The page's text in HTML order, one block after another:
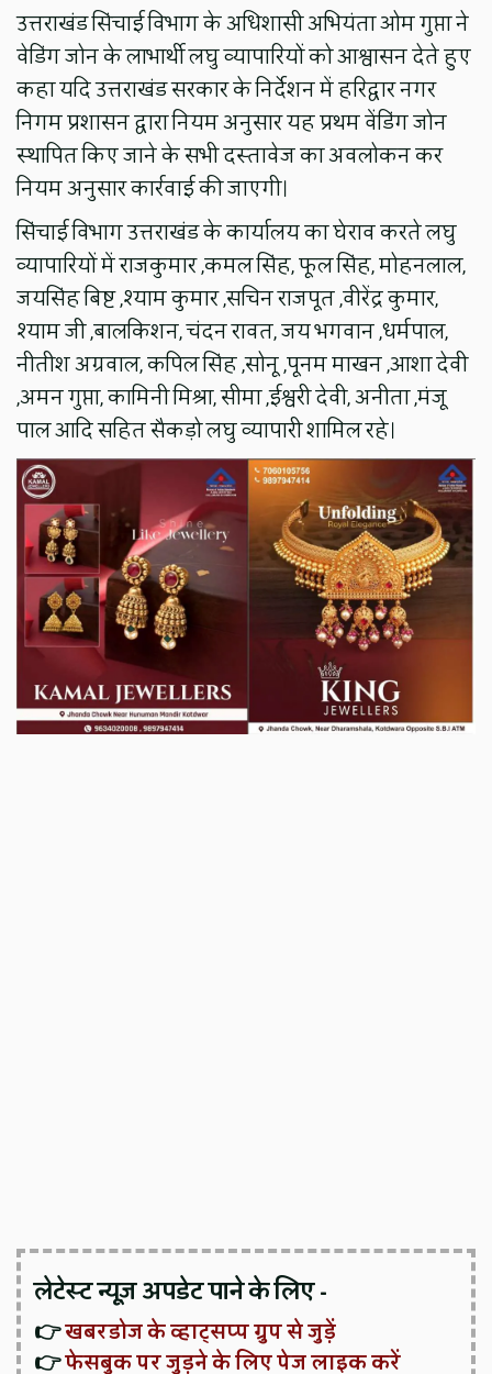
उत्तराखंड सिंचाई विभाग के अधिशासी अभियंता ओम गुप्ता ने
वेडिंग जोन के लाभार्थी लघु व्यापारियों को आश्वासन देते हुए
कहा यदि उत्तराखंड सरकार के निर्देशन में हरिद्वार नगर
निगम प्रशासन द्वारा नियम अनुसार यह प्रथम वेंडिंग जोन
स्थापित किए जाने के सभी दस्तावेज का अवलोकन कर
नियम अनुसार कार्रवाई की जाएगी।
सिंचाई विभाग उत्तराखंड के कार्यालय का घेराव करते लघु
व्यापारियों में राजकुमार ,कमल सिंह, फूल सिंह, मोहनलाल,
जयसिंह बिष्ट ,श्याम कुमार ,सचिन राजपूत ,वीरेंद्र कुमार,
श्याम जी ,बालकिशन, चंदन रावत, जय भगवान ,धर्मपाल,
नीतीश अग्रवाल, कपिल सिंह ,सोनू ,पूनम माखन ,आशा देवी
,अमन गुप्ता, कामिनी मिश्रा, सीमा ,ईश्वरी देवी, अनीता ,मंजू
पाल आदि सहित सैकड़ो लघु व्यापारी शामिल रहे।
लेटेस्ट न्यूज़ अपडेट पाने के लिए -
👉खबरडोज के व्हाट्सप्प ग्रुप से जुड़ें
👉फेसबुक पर जुड़ने के लिए पेज लाइक करें